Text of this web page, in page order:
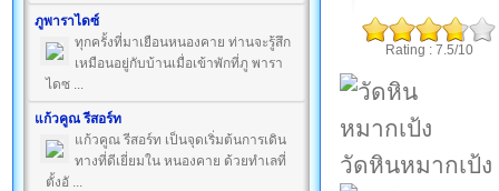
ภูพาราไดซ์
ทุกครั้งที่มาเยือนหนองคาย ท่านจะรู้สึก
เหมือนอยู่กับบ้านเมื่อเข้าพักที่ภู พารา
ไดซ ...
แก้วคูณ รีสอร์ท
แก้วคูณ รีสอร์ท เป็นจุดเริ่มต้นการเดิน
ทางที่ดีเยี่ยมใน หนองคาย ด้วยทำเลที่
ตั้งอั ...
Rating : 7.5/10
วัดหินหมากเป้ง